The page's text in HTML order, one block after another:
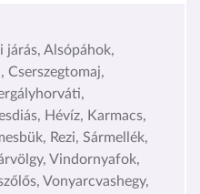
járás, Alsópáhok,
Cserszegtomaj,
Hévíz, Karmacs,
Rezi, Sármellék,
Vindornyafok,
Vonyarcvashegy,